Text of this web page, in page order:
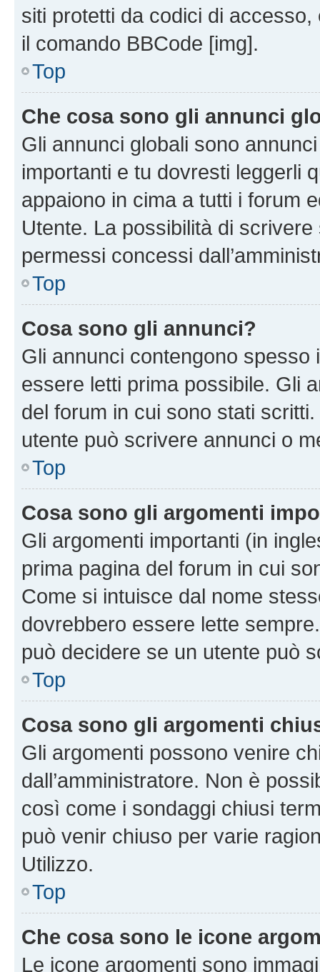
siti protetti da codici di
il comando BBCode [img].
Top
Che cosa sono gli annunci
Gli annunci globali sono
importanti e tu dovresti leggerli
appaiono in cima a tutti i forum
Utente. La possibilità di
permessi concessi
Top
Cosa sono gli annunci?
Gli annunci contengono
essere letti prima possibile. Gli
del forum in cui sono stati
utente può scrivere annunci o
Top
Cosa sono gli argomenti
Gli argomenti importanti (in
prima pagina del forum in cui
Come si intuisce dal nome
dovrebbero essere lette
può decidere se un utente può
Top
Cosa sono gli argomenti
Gli argomenti possono venire
dall’amministratore. Non è
così come i sondaggi chiusi
può venir chiuso per varie
Utilizzo.
Top
Che cosa sono le icone
Le icone argomenti sono